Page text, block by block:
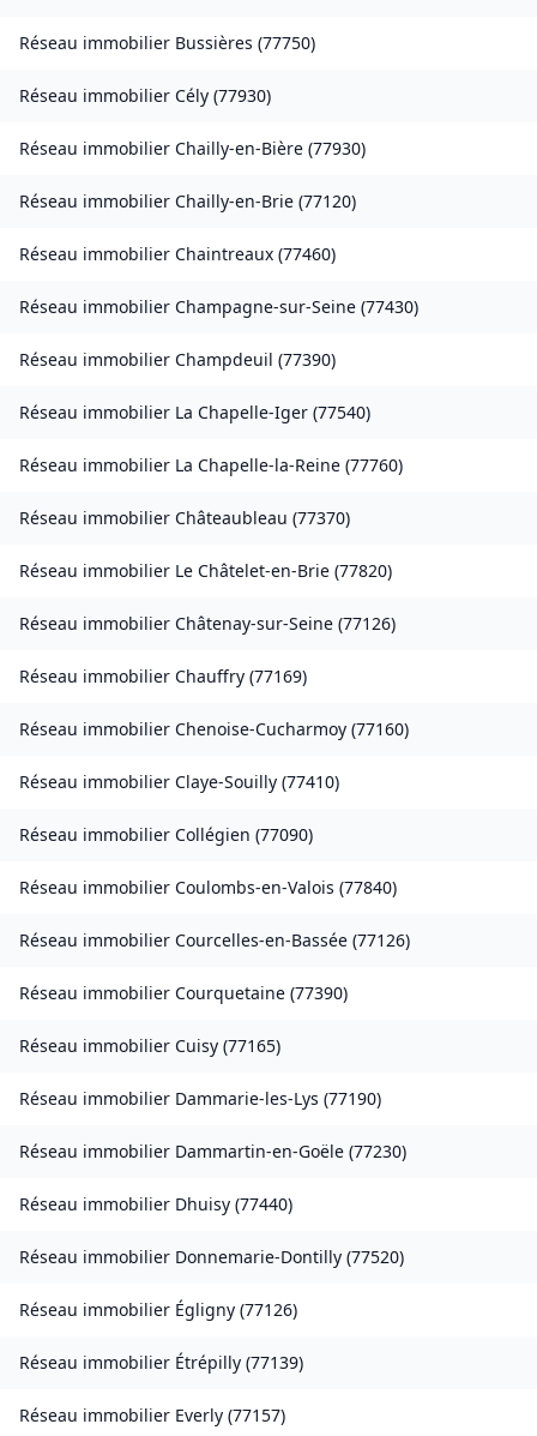
Réseau immobilier Bussières (77750)
Réseau immobilier Cély (77930)
Réseau immobilier Chailly-en-Bière (77930)
Réseau immobilier Chailly-en-Brie (77120)
Réseau immobilier Chaintreaux (77460)
Réseau immobilier Champagne-sur-Seine (77430)
Réseau immobilier Champdeuil (77390)
Réseau immobilier La Chapelle-Iger (77540)
Réseau immobilier La Chapelle-la-Reine (77760)
Réseau immobilier Châteaubleau (77370)
Réseau immobilier Le Châtelet-en-Brie (77820)
Réseau immobilier Châtenay-sur-Seine (77126)
Réseau immobilier Chauffry (77169)
Réseau immobilier Chenoise-Cucharmoy (77160)
Réseau immobilier Claye-Souilly (77410)
Réseau immobilier Collégien (77090)
Réseau immobilier Coulombs-en-Valois (77840)
Réseau immobilier Courcelles-en-Bassée (77126)
Réseau immobilier Courquetaine (77390)
Réseau immobilier Cuisy (77165)
Réseau immobilier Dammarie-les-Lys (77190)
Réseau immobilier Dammartin-en-Goële (77230)
Réseau immobilier Dhuisy (77440)
Réseau immobilier Donnemarie-Dontilly (77520)
Réseau immobilier Égligny (77126)
Réseau immobilier Étrépilly (77139)
Réseau immobilier Everly (77157)